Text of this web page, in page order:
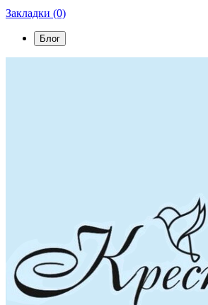
Закладки (0)
Блог